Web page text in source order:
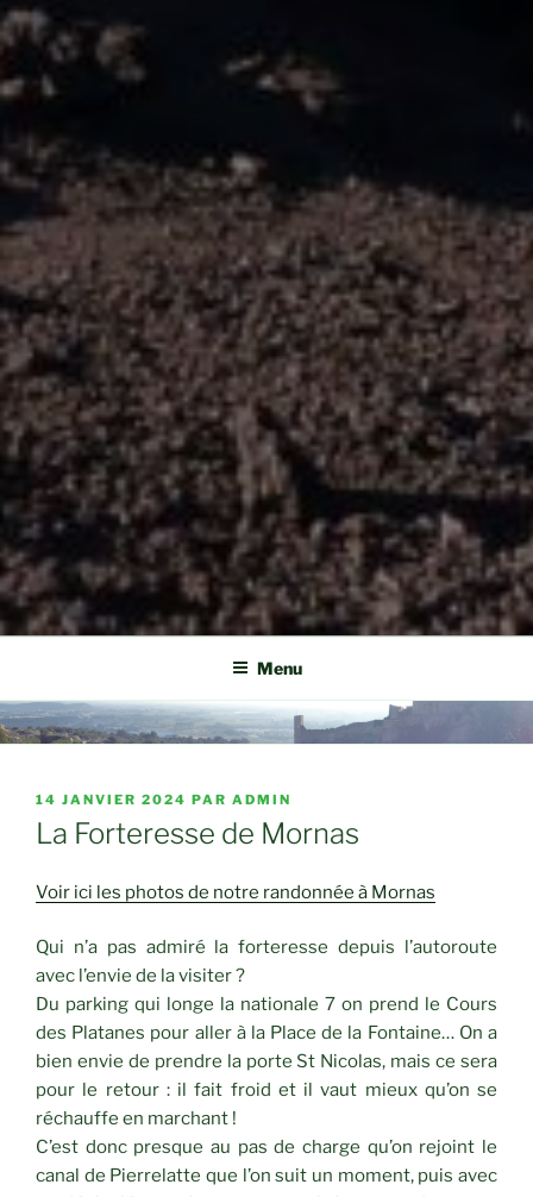
Menu
PUBLIÉ
LE
14 JANVIER 2024 PAR ADMIN
La Forteresse de Mornas
Voir ici les photos de notre randonnée à Mornas
Qui n’a pas admiré la forteresse depuis l’autoroute
avec l’envie de la visiter ?
Du parking qui longe la nationale 7 on prend le Cours
des Platanes pour aller à la Place de la Fontaine… On a
bien envie de prendre la porte St Nicolas, mais ce sera
pour le retour : il fait froid et il vaut mieux qu’on se
réchauffe en marchant !
C’est donc presque au pas de charge qu’on rejoint le
canal de Pierrelatte que l’on suit un moment, puis avec